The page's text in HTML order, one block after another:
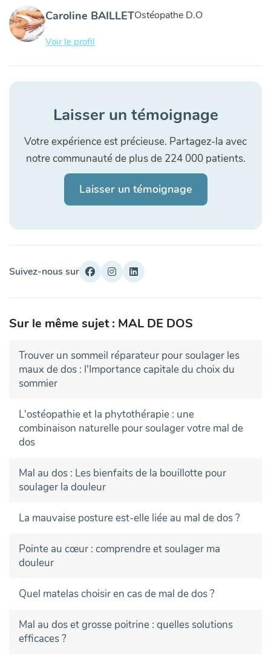
Caroline BAILLETOstéopathe D.O
Voir le profil
Laisser un témoignage
Votre expérience est précieuse. Partagez-la avec
notre communauté de plus de 224 000 patients.
Laisser un témoignage
Suivez-nous sur
Sur le même sujet : MAL DE DOS
Trouver un sommeil réparateur pour soulager les
maux de dos : l'Importance capitale du choix du
sommier
L'ostéopathie et la phytothérapie : une
combinaison naturelle pour soulager votre mal de
dos
Mal au dos : Les bienfaits de la bouillotte pour
soulager la douleur
La mauvaise posture est-elle liée au mal de dos ?
Pointe au cœur : comprendre et soulager ma
douleur
Quel matelas choisir en cas de mal de dos ?
Mal au dos et grosse poitrine : quelles solutions
efficaces ?